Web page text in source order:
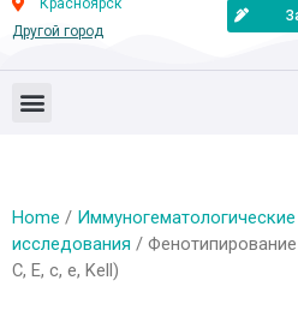
Другой город
Home / Иммуногематологические
исследования /
C, E, c, e, Kell)